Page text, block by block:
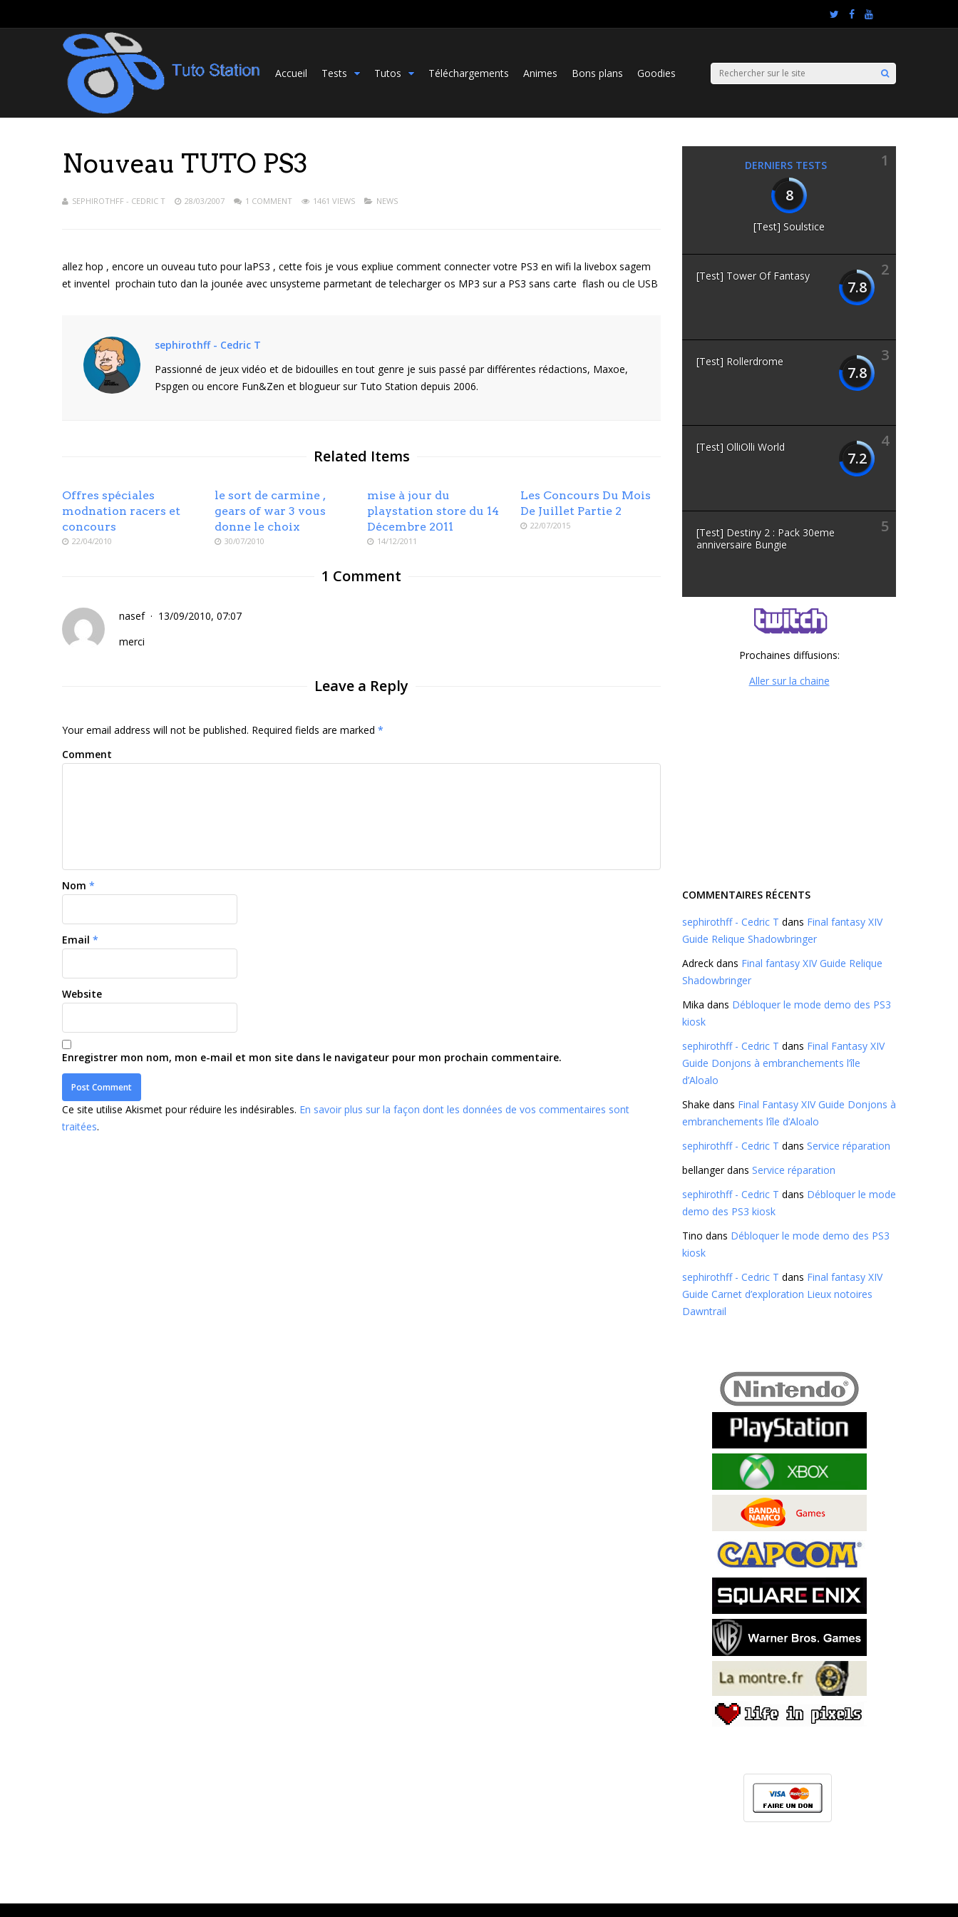
Accueil Tests Tutos Téléchargements Animes Bons plans Goodies
Nouveau TUTO PS3
SEPHIROTHFF - CEDRIC T 28/03/2007 1 COMMENT 1461 VIEWS NEWS
allez hop , encore un ouveau tuto pour laPS3 , cette fois je vous expliue comment connecter votre PS3 en wifi la livebox sagem
et inventel prochain tuto dan la jounée avec unsysteme parmetant de telecharger os MP3 sur a PS3 sans carte flash ou cle USB
sephirothff - Cedric T
Passionné de jeux vidéo et de bidouilles en tout genre je suis passé par différentes rédactions, Maxoe,
Pspgen ou encore Fun&Zen et blogueur sur Tuto Station depuis 2006.
Related Items
Offres spéciales
modnation racers et
concours
22/04/2010
le sort de carmine ,
gears of war 3 vous
donne le choix
30/07/2010
mise à jour du
playstation store du 14
Décembre 2011
14/12/2011
Les Concours Du Mois
De Juillet Partie 2
22/07/2015
1 Comment
nasef
13/09/2010, 07:07
merci
Leave a Reply
Your email address will not be published. Required fields are marked *
Comment
Nom *
Email *
Website
Enregistrer mon nom, mon e-mail et mon site dans le navigateur pour mon prochain commentaire.
Ce site utilise Akismet pour réduire les indésirables. En savoir plus sur la façon dont les données de vos commentaires sont
traitées.
DERNIERS TESTS
1
8
[Test] Soulstice
2
7.8
[Test] Tower Of Fantasy
3
7.8
[Test] Rollerdrome
4
7.2
[Test] OlliOlli World
5
[Test] Destiny 2 : Pack 30eme
anniversaire Bungie
Prochaines diffusions:
Aller sur la chaine
COMMENTAIRES RÉCENTS
sephirothff - Cedric T dans Final fantasy XIV
Guide Relique Shadowbringer
Adreck dans Final fantasy XIV Guide Relique
Shadowbringer
Mika dans Débloquer le mode demo des PS3
kiosk
sephirothff - Cedric T dans Final Fantasy XIV
Guide Donjons à embranchements l’île
d’Aloalo
Shake dans Final Fantasy XIV Guide Donjons à
embranchements l’île d’Aloalo
sephirothff - Cedric T dans Service réparation
bellangerdans Service réparation
sephirothff - Cedric T dans Débloquer le mode
demo des PS3 kiosk
Tino dans Débloquer le mode demo des PS3
kiosk
sephirothff - Cedric T dans Final fantasy XIV
Guide Carnet d’exploration Lieux notoires
Dawntrail